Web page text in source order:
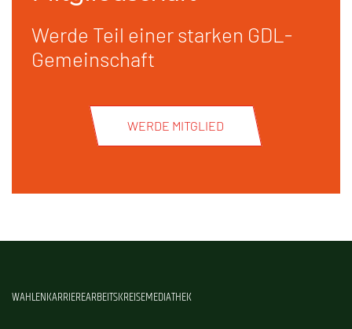
Werde Teil einer starken GDL-
Gemeinschaft
WERDE MITGLIED
WAHLENKARRIEREARBEITSKREISEMEDIATHEK